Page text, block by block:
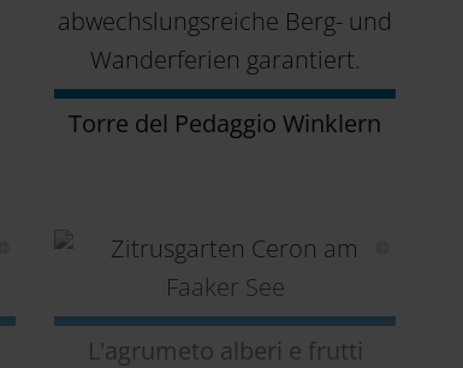
Torre del Pedaggio Winklern
L'agrumeto alberi e frutti